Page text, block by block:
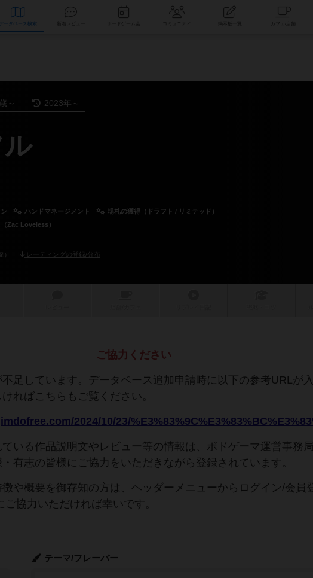
データベース コミュニティ
～ 2023年～
ル
ハンドマネージメント
場札の獲得（ドラフト / リミテッド）
Zac Loveless）
レーティングの登録/分布
ご協力ください
足しています。データベース追加申請時に以下の参考URLが
ればこちらもご覧ください。
いる作品説明文やレビュー等の情報は、ボドゲーマ運営事務
有志の皆様にご協力をいただきながら登録されています。
徴や概要を御存知の方は、ヘッダーメニューからログイン/会員
協力いただければ幸いです。
テーマ/フレーバー